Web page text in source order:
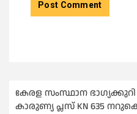
കേരള സംസ്ഥാന ഭാഗ്യക്കുറി
കാരുണ്യ പ്ലസ് KN 635